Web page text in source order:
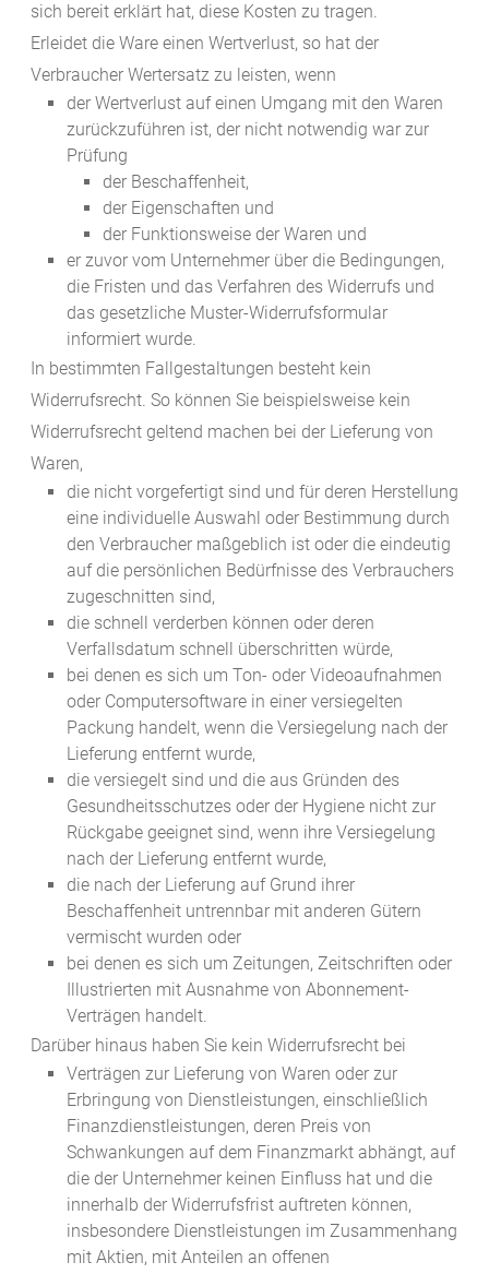
sich bereit erklärt hat, diese Kosten zu tragen.
Erleidet die Ware einen Wertverlust, so hat der
Verbraucher Wertersatz zu leisten, wenn
der Wertverlust auf einen Umgang mit den Waren
zurückzuführen ist, der nicht notwendig war zur
Prüfung
der Beschaffenheit,
der Eigenschaften und
der Funktionsweise der Waren und
er zuvor vom Unternehmer über die Bedingungen,
die Fristen und das Verfahren des Widerrufs und
das gesetzliche Muster-Widerrufsformular
informiert wurde.
In bestimmten Fallgestaltungen besteht kein
Widerrufsrecht. So können Sie beispielsweise kein
Widerrufsrecht geltend machen bei der Lieferung von
Waren,
die nicht vorgefertigt sind und für deren Herstellung
eine individuelle Auswahl oder Bestimmung durch
den Verbraucher maßgeblich ist oder die eindeutig
auf die persönlichen Bedürfnisse des Verbrauchers
zugeschnitten sind,
die schnell verderben können oder deren
Verfallsdatum schnell überschritten würde,
bei denen es sich um Ton- oder Videoaufnahmen
oder Computersoftware in einer versiegelten
Packung handelt, wenn die Versiegelung nach der
Lieferung entfernt wurde,
die versiegelt sind und die aus Gründen des
Gesundheitsschutzes oder der Hygiene nicht zur
Rückgabe geeignet sind, wenn ihre Versiegelung
nach der Lieferung entfernt wurde,
die nach der Lieferung auf Grund ihrer
Beschaffenheit untrennbar mit anderen Gütern
vermischt wurden oder
bei denen es sich um Zeitungen, Zeitschriften oder
Illustrierten mit Ausnahme von Abonnement-
Verträgen handelt.
Darüber hinaus haben Sie kein Widerrufsrecht bei
Verträgen zur Lieferung von Waren oder zur
Erbringung von Dienstleistungen, einschließlich
Finanzdienstleistungen, deren Preis von
Schwankungen auf dem Finanzmarkt abhängt, auf
die der Unternehmer keinen Einfluss hat und die
innerhalb der Widerrufsfrist auftreten können,
insbesondere Dienstleistungen im Zusammenhang
mit Aktien, mit Anteilen an offenen